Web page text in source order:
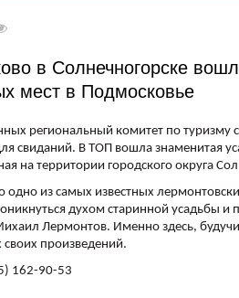
в Солнечногорске
мест в Подмосковье
региональный комитет по туризму
свиданий. В ТОП вошла знаменитая
на территории городского округа
одно из самых известных
духом старинной усадьбы и
Лермонтов. Именно здесь,
произведений.
162-90-53